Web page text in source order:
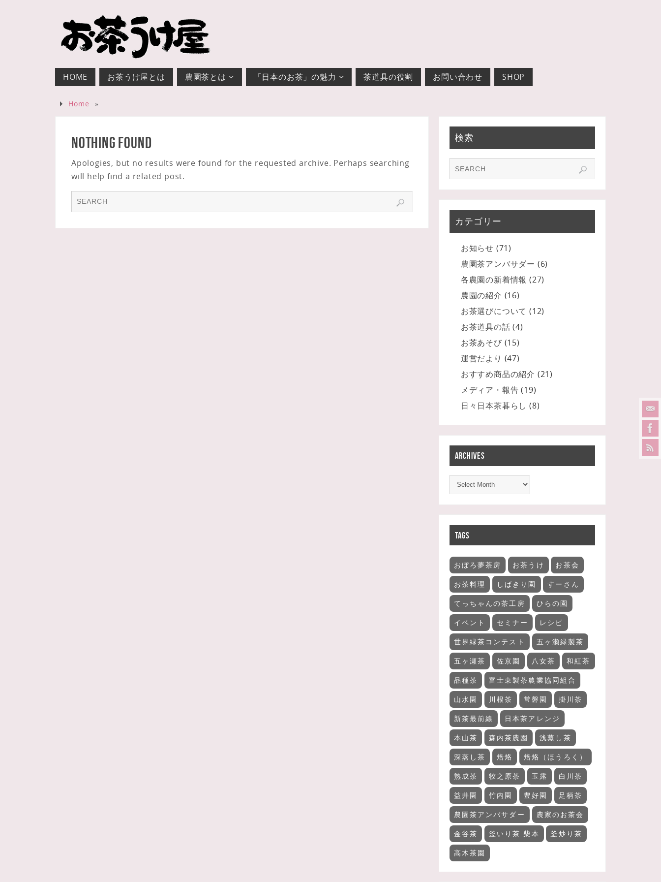
HOME お茶うけ屋とは 農園茶とは 「日本のお茶」の魅力 茶道具の役割 お問い合わせ SHOP
Home »
Nothing Found
Apologies, but no results were found for the requested archive. Perhaps searching
will help find a related post.
検索
カテゴリー
お知らせ (71)
農園茶アンバサダー (6)
各農園の新着情報 (27)
農園の紹介 (16)
お茶選びについて (12)
お茶道具の話 (4)
お茶あそび (15)
運営だより (47)
おすすめ商品の紹介 (21)
メディア・報告 (19)
日々日本茶暮らし (8)
ARCHIVES
TAGS
おぼろ夢茶房 お茶うけ お茶会
お茶料理 しばきり園 すーさん
てっちゃんの茶工房 ひらの園
イベント セミナー レシピ
世界緑茶コンテスト 五ヶ瀬緑製茶
五ヶ瀬茶 佐京園 八女茶 和紅茶
品種茶 富士東製茶農業協同組合
山水園 川根茶 常磐園 掛川茶
新茶最前線 日本茶アレンジ
本山茶 森内茶農園 浅蒸し茶
深蒸し茶 焙烙 焙烙（ほうろく）
熟成茶 牧之原茶 玉露 白川茶
益井園 竹内園 豊好園 足柄茶
農園茶アンバサダー 農家のお茶会
金谷茶 釜いり茶 柴本 釜炒り茶
高木茶園